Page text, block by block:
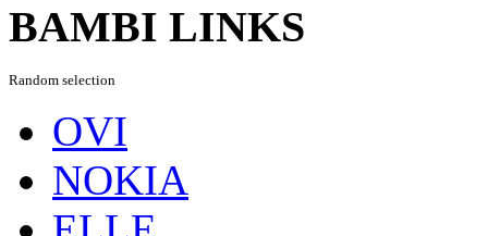
BAMBI LINKS
Random selection
OVI
NOKIA